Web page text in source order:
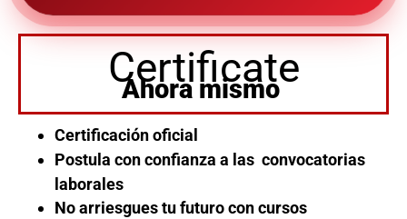
Certificate
Ahora mismo
Certificación oficial
Postula con confianza a las convocatorias
laborales
No arriesgues tu futuro con cursos